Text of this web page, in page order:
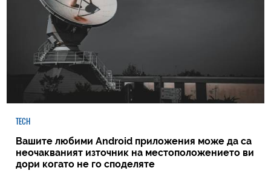
TECH
Вашите любими Android приложения може да са
неочакваният източник на местоположението ви
дори когато не го споделяте